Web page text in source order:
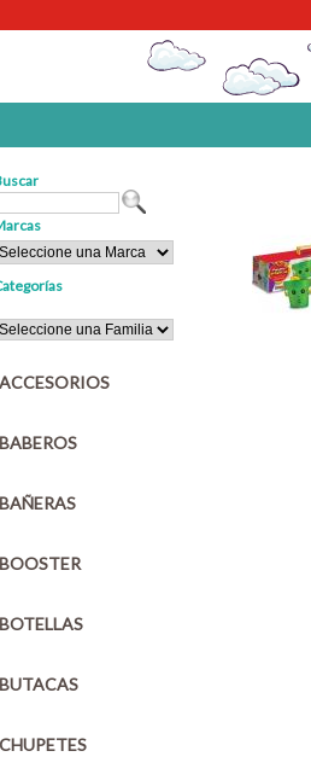
ACCESORIOS
BABEROS
BAÑERAS
BOOSTER
BOTELLAS
BUTACAS
CHUPETES